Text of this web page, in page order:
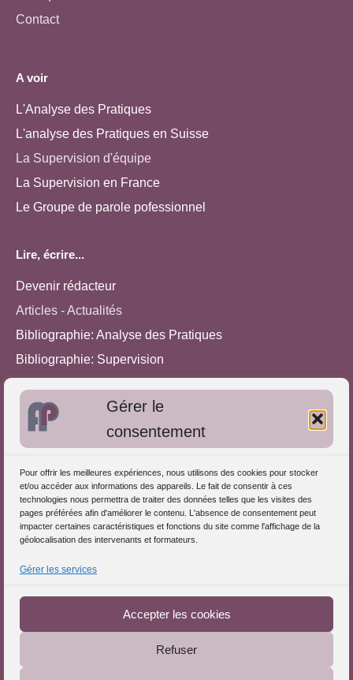
Gérer le
consentement
Pour offrir les meilleures expériences, nous utilisons des cookies pour stocker
et/ou accéder aux informations des appareils. Le fait de consentir à ces
technologies nous permettra de traiter des données telles que les visites des
pages préférées afin d'améliorer le contenu. L'absence de consentement peut
impacter certaines caractéristiques et fonctions du site comme l'affichage de la
géolocalisation des intervenants et formateurs.
Gérer les services
Accepter les cookies
Refuser
Contact
A voir
L'Analyse des Pratiques
L'analyse des Pratiques en Suisse
La Supervision d'équipe
La Supervision en France
Le Groupe de parole pofessionnel
Lire, écrire...
Devenir rédacteur
Articles - Actualités
Bibliographie: Analyse des Pratiques
Bibliographie: Supervision
Approches de l'Analyse des pratiques
S'inscrire dans l'Annuaire
Publiez vos formations
Charte déontologique
Le Portail de l'Analyse des Pratiques © 2025 - Tous droits
Téléchargez le Guide